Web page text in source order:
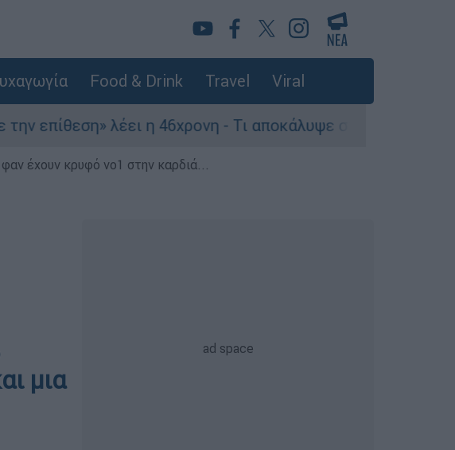
Food & Drink Travel Viral
η 46χρονη - Τι αποκάλυψε στους αστυνομικούς
έχουν κρυφό νο1 στην καρδιά...
μια